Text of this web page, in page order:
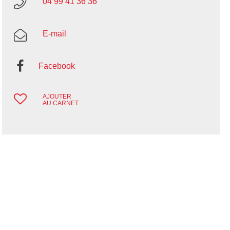
E-mail
Facebook
AJOUTER
AU CARNET